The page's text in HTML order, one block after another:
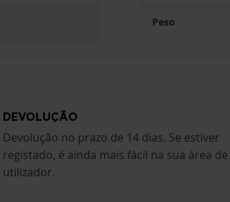
Peso
DEVOLUÇÃO
Devolução no prazo de 14 dias. Se estiver
registado, é ainda mais fácil na sua área de
utilizador.